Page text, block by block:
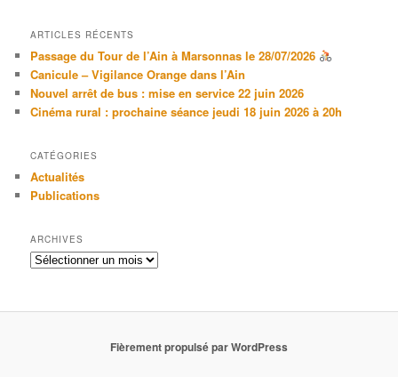
ARTICLES RÉCENTS
Passage du Tour de l’Ain à Marsonnas le 28/07/2026
Canicule – Vigilance Orange dans l’Ain
Nouvel arrêt de bus : mise en service 22 juin 2026
Cinéma rural : prochaine séance jeudi 18 juin 2026 à 20h
CATÉGORIES
Actualités
Publications
ARCHIVES
Archives
Fièrement propulsé par WordPress